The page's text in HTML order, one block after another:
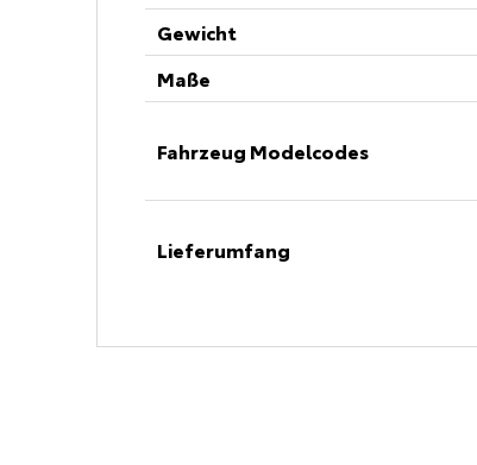
Gewicht
Maße
Fahrzeug Modelcodes
Lieferumfang